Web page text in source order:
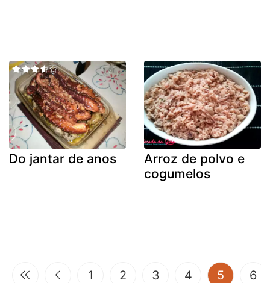
Do jantar de anos
Arroz de polvo e
cogumelos
1 2 3 4 5 6